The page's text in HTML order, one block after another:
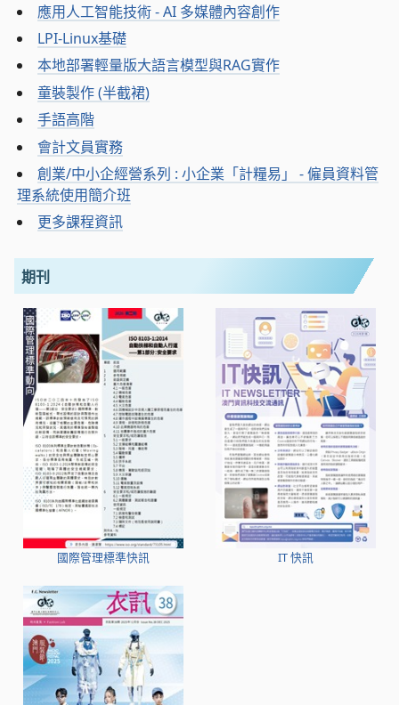
應用人工智能技術 - AI 多媒體內容創作
LPI-Linux基礎
本地部署輕量版大語言模型與RAG實作
童裝製作 (半截裙)
手語高階
會計文員實務
創業/中小企經營系列 : 小企業「計糧易」 - 僱員資料管
理系統使用簡介班
更多課程資訊
期刊
國際管理標準快訊 IT 快訊